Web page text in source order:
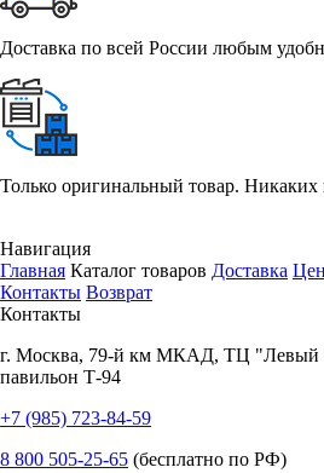
Доставка по всей России любым
Только оригинальный товар. Никаких
Навигация
Главная Каталог товаров Доставка
Контакты Возврат
Контакты
г. Москва, 79-й км МКАД, ТЦ "Левый
павильон Т-94
+7 (985) 723-84-59
8 800 505-25-65 (бесплатно по РФ)